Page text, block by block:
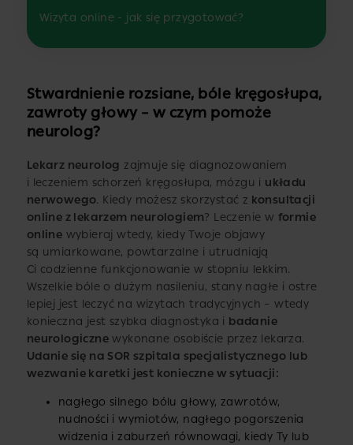
Wizyta online - jak się przygotować?
Stwardnienie rozsiane, bóle kręgosłupa,
zawroty głowy – w czym pomoże
neurolog?
Lekarz neurolog zajmuje się diagnozowaniem
i leczeniem schorzeń kręgosłupa, mózgu i układu
nerwowego. Kiedy możesz skorzystać z konsultacji
online z lekarzem neurologiem? Leczenie w formie
online wybieraj wtedy, kiedy Twoje objawy
są umiarkowane, powtarzalne i utrudniają
Ci codzienne funkcjonowanie w stopniu lekkim.
Wszelkie bóle o dużym nasileniu, stany nagłe i ostre
lepiej jest leczyć na wizytach tradycyjnych – wtedy
konieczna jest szybka diagnostyka i badanie
neurologicznewykonane osobiście przez lekarza.
Udanie się na SOR szpitala specjalistycznego lub
wezwanie karetki jest konieczne w sytuacji:
nagłego silnego bólu głowy, zawrotów,
nudności i wymiotów, nagłego pogorszenia
widzenia i zaburzeń równowagi, kiedy Ty lub